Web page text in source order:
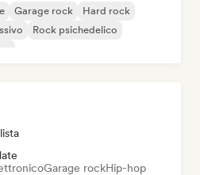
Garage rock
Hard rock
Rock psichedelico
Garage rockHip-hop